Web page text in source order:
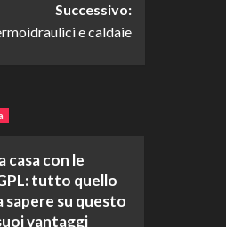
Successivo:
e caldaie
casa con le
tutto quello
sapere su questo
vantaggi